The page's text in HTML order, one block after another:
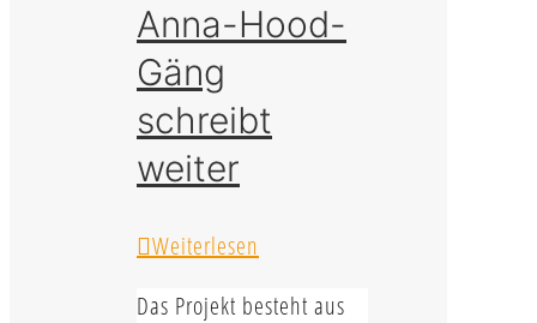
Anna-Hood-
Gäng
schreibt
weiter
Weiterlesen
Das Projekt besteht aus